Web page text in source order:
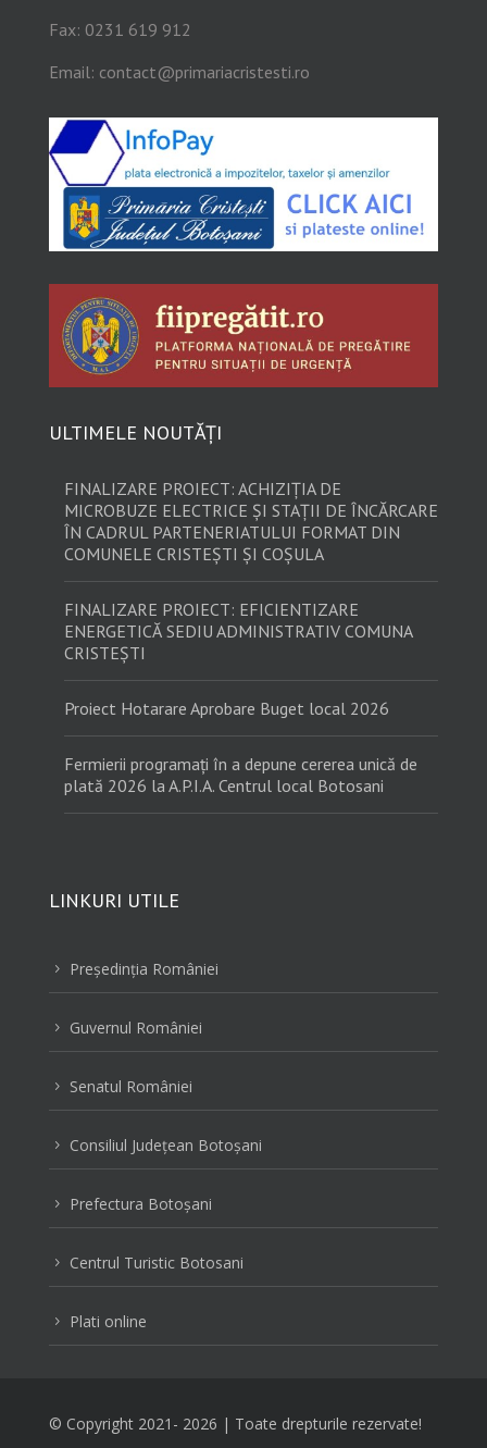
Fax: 0231 619 912
Email: contact@primariacristesti.ro
ULTIMELE NOUTĂȚI
FINALIZARE PROIECT: ACHIZIȚIA DE
MICROBUZE ELECTRICE ȘI STAȚII DE ÎNCĂRCARE
ÎN CADRUL PARTENERIATULUI FORMAT DIN
COMUNELE CRISTEȘTI ȘI COȘULA
FINALIZARE PROIECT: EFICIENTIZARE
ENERGETICĂ SEDIU ADMINISTRATIV COMUNA
CRISTEȘTI
Proiect Hotarare Aprobare Buget local 2026
Fermierii programați în a depune cererea unică de
plată 2026 la A.P.I.A. Centrul local Botosani
LINKURI UTILE
5 Preşedinţia României
5 Guvernul României
5 Senatul României
5 Consiliul Judeţean Botoşani
5 Prefectura Botoşani
5 Centrul Turistic Botosani
5 Plati online
© Copyright 2021- 2026 | Toate drepturile rezervate!